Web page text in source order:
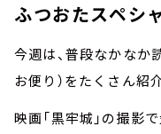
ふつおたスペシャ
今週は、普段なかなか
お便り）をたくさん紹
映画「黒牢城」の撮影